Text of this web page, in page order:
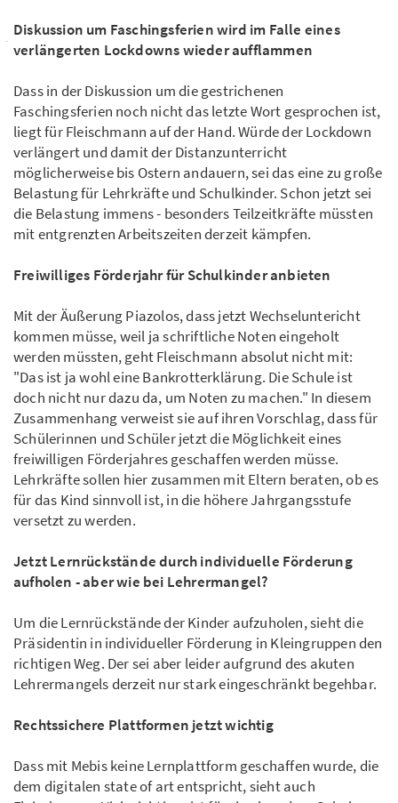
Diskussion um Faschingsferien wird im Falle eines
verlängerten Lockdowns wieder aufflammen
Dass in der Diskussion um die gestrichenen
Faschingsferien noch nicht das letzte Wort gesprochen ist,
liegt für Fleischmann auf der Hand. Würde der Lockdown
verlängert und damit der Distanzunterricht
möglicherweise bis Ostern andauern, sei das eine zu große
Belastung für Lehrkräfte und Schulkinder. Schon jetzt sei
die Belastung immens - besonders Teilzeitkräfte müssten
mit entgrenzten Arbeitszeiten derzeit kämpfen.
Freiwilliges Förderjahr für Schulkinder anbieten
Mit der Äußerung Piazolos, dass jetzt Wechseluntericht
kommen müsse, weil ja schriftliche Noten eingeholt
werden müssten, geht Fleischmann absolut nicht mit:
"Das ist ja wohl eine Bankrotterklärung. Die Schule ist
doch nicht nur dazu da, um Noten zu machen." In diesem
Zusammenhang verweist sie auf ihren Vorschlag, dass für
Schülerinnen und Schüler jetzt die Möglichkeit eines
freiwilligen Förderjahres geschaffen werden müsse.
Lehrkräfte sollen hier zusammen mit Eltern beraten, ob es
für das Kind sinnvoll ist, in die höhere Jahrgangsstufe
versetzt zu werden.
Jetzt Lernrückstände durch individuelle Förderung
aufholen - aber wie bei Lehrermangel?
Um die Lernrückstände der Kinder aufzuholen, sieht die
Präsidentin in individueller Förderung in Kleingruppen den
richtigen Weg. Der sei aber leider aufgrund des akuten
Lehrermangels derzeit nur stark eingeschränkt begehbar.
Rechtssichere Plattformen jetzt wichtig
Dass mit Mebis keine Lernplattform geschaffen wurde, die
dem digitalen state of art entspricht, sieht auch